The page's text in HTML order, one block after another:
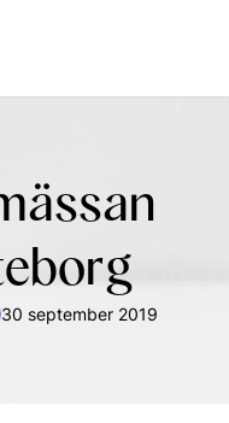
30 september 2019